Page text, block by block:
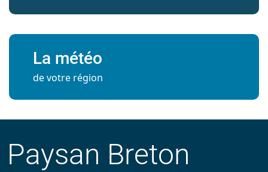
La météo
de votre région
Paysan Breton